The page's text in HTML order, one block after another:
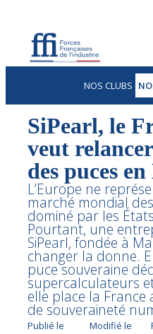
NOS CLUBS
SiPearl, le
veut
des puces
L’Europe ne
marché mondial
dominé par les
Pourtant, une
SiPearl, fondée à
changer la donne.
puce souveraine
supercalculateurs
elle place la
de souveraineté
Publié le Modifié le